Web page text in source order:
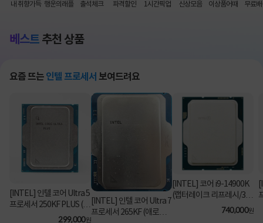
내 취향가득 행운의래플 출석체크 파격할인 1시간픽업 신상모음 이상품어때 무료
베스트 추천 상품
요즘 뜨는 인텔 프로세서 보여드려요
[INTEL] 인텔 코어 Ultra 5
프로세서 250KF PLUS (애
로우 레이크/5.3GHz/30M
299,000원
[INTEL] 인텔 코어 Ultra 7
프로세서 265KF (애로우
[INTEL] 코어 i9-14900K
(랩터레이크 리프레시/3.2
GHz/36MB/쿨러 미포함)
740,000원